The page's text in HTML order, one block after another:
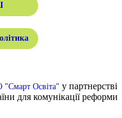
"Смарт Освіта" у партнерстві
для комунікації реформи